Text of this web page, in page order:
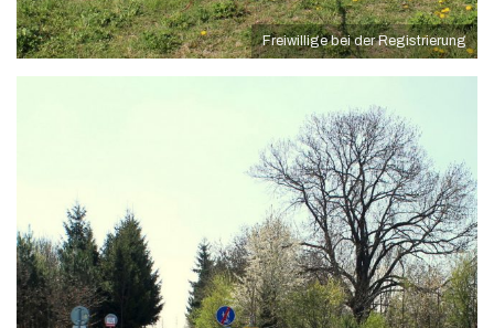
Freiwillige bei der Registrierung